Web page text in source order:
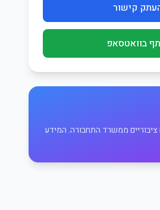
קישור
בוואטסאפ
ממשרד התחבורה. המידע